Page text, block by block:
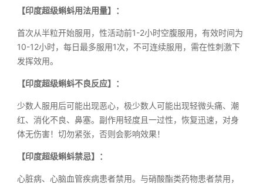
【印度超级蝌蚪用法用量】：
首次从半粒开始服用，性活动前1-2小时空腹服用，有效时间为
10-12小时，每日最多服用1次，不可连续服用，需在性刺激下
发挥效用。
【印度超级蝌蚪不良反应】：
少数人服用后可能出现恶心，极少数人可能出现轻微头痛、潮
红、消化不良、鼻塞。副作用轻度且一过性，恢复迅速，对身
体无伤害！切勿紧张，否则会影响效果！
【印度超级蝌蚪禁忌】：
心脏病、心脑血管疾病患者禁用。与硝酸酯类药物患者禁用，